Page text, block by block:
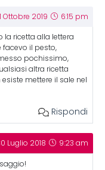
Ottobre 2019 6:15 pm
la ricetta alla lettera
facevo il pesto,
pochissimo,
altra ricetta
mettere il sale nel
Rispondi
Luglio 2018 9:23 am